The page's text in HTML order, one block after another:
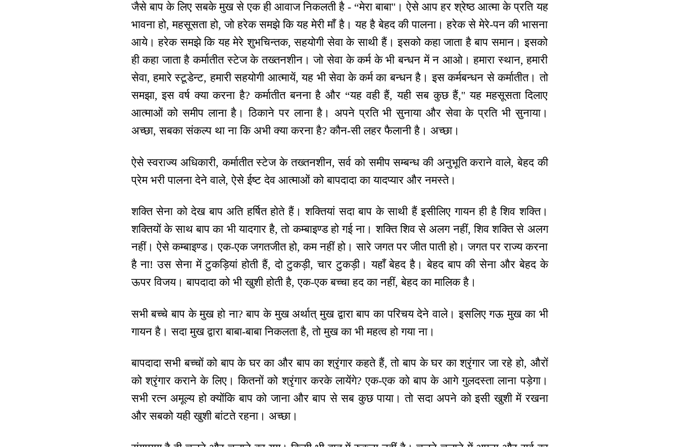
जैसे बाप के लिए सबके मुख से एक ही आवाज निकलती है - “मेरा बाबा''। ऐसे आप हर श्रेष्ठ आत्मा के प्रति यह
भावना हो, महसूसता हो, जो हरेक समझे कि यह मेरी माँ है। यह है बेहद की पालना। हरेक से मेरे-पन की भासना
आये। हरेक समझे कि यह मेरे शुभचिन्तक, सहयोगी सेवा के साथी हैं। इसको कहा जाता है बाप समान। इसको
ही कहा जाता है कर्मातीत स्टेज के तख्तनशीन। जो सेवा के कर्म के भी बन्धन में न आओ। हमारा स्थान, हमारी
सेवा, हमारे स्टूडेन्ट, हमारी सहयोगी आत्मायें, यह भी सेवा के कर्म का बन्धन है। इस कर्मबन्धन से कर्मातीत। तो
समझा, इस वर्ष क्या करना है? कर्मातीत बनना है और “यह वही हैं, यही सब कुछ हैं,'' यह महसूसता दिलाए
आत्माओं को समीप लाना है। ठिकाने पर लाना है। अपने प्रति भी सुनाया और सेवा के प्रति भी सुनाया।
अच्छा, सबका संकल्प था ना कि अभी क्या करना है? कौन-सी लहर फैलानी है। अच्छा।
ऐसे स्वराज्य अधिकारी, कर्मातीत स्टेज के तख्तनशीन, सर्व को समीप सम्बन्ध की अनुभूति कराने वाले, बेहद की
प्रेम भरी पालना देने वाले, ऐसे ईष्ट देव आत्माओं को बापदादा का यादप्यार और नमस्ते।
शक्ति सेना को देख बाप अति हर्षित होते हैं। शक्तियां सदा बाप के साथी हैं इसीलिए गायन ही है शिव शक्ति।
शक्तियों के साथ बाप का भी यादगार है, तो कम्बाइण्ड हो गई ना। शक्ति शिव से अलग नहीं, शिव शक्ति से अलग
नहीं। ऐसे कम्बाइण्ड। एक-एक जगतजीत हो, कम नहीं हो। सारे जगत पर जीत पाती हो। जगत पर राज्य करना
है ना! उस सेना में टुकड़ियां होती हैं, दो टुकड़ी, चार टुकड़ी। यहाँ बेहद है। बेहद बाप की सेना और बेहद के
ऊपर विजय। बापदादा को भी खुशी होती है, एक-एक बच्चा हद का नहीं, बेहद का मालिक है।
सभी बच्चे बाप के मुख हो ना? बाप के मुख अर्थात् मुख द्वारा बाप का परिचय देने वाले। इसलिए गऊ मुख का भी
गायन है। सदा मुख द्वारा बाबा-बाबा निकलता है, तो मुख का भी महत्व हो गया ना।
बापदादा सभी बच्चों को बाप के घर का और बाप का श्रृंगार कहते हैं, तो बाप के घर का श्रृंगार जा रहे हो, औरों
को श्रृंगार कराने के लिए। कितनों को श्रृंगार करके लायेंगे? एक-एक को बाप के आगे गुलदस्ता लाना पड़ेगा।
सभी रत्न अमूल्य हो क्योंकि बाप को जाना और बाप से सब कुछ पाया। तो सदा अपने को इसी खुशी में रखना
और सबको यही खुशी बांटते रहना। अच्छा।